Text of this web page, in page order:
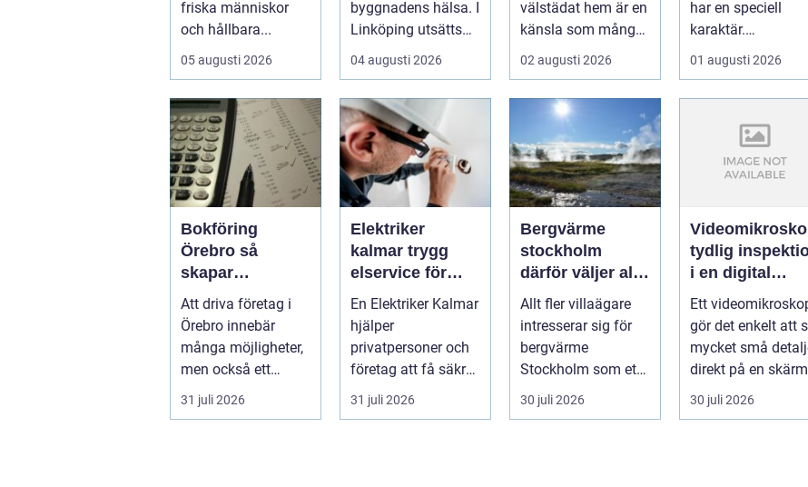
byggnader
friska människor
och hållbara...
05 augusti 2026
byggnadens hälsa. I
Linköping utsätts
taken för stora
temperatu...
04 augusti 2026
välstädat hem är en
känsla som många
02 augusti 2026
har en speciell
karaktär.
Kombinationen av
närheten till have...
01 augusti 2026
Bokföring
Örebro så
skapar
företagare
tryggare
ekonomi
Att driva företag i
Örebro innebär
många möjligheter,
men också ett
tydligt ansvar:
ekonomin måste v...
31 juli 2026
Elektriker
kalmar trygg
elservice för
hem och företag
En Elektriker Kalmar
hjälper
privatpersoner och
företag att få säkra,
energieffektiva och
framtidssä...
31 juli 2026
Bergvärme
stockholm
därför väljer allt
fler denna
uppvärmning
Allt fler villaägare
intresserar sig för
bergvärme
Stockholm som ett
sätt att få lägre
uppvärmningsk...
30 juli 2026
tydlig
i en digital
vardag
Ett
gör det enkelt att
mycket små
direkt på en
stället för genom...
30 juli 2026